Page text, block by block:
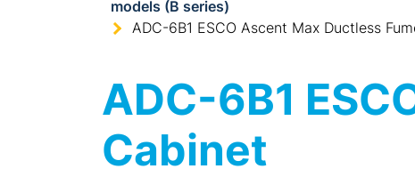
models (B series)
ADC-6B1 ESCO Ascent Max Ductless
ADC-6B1
Cabinet